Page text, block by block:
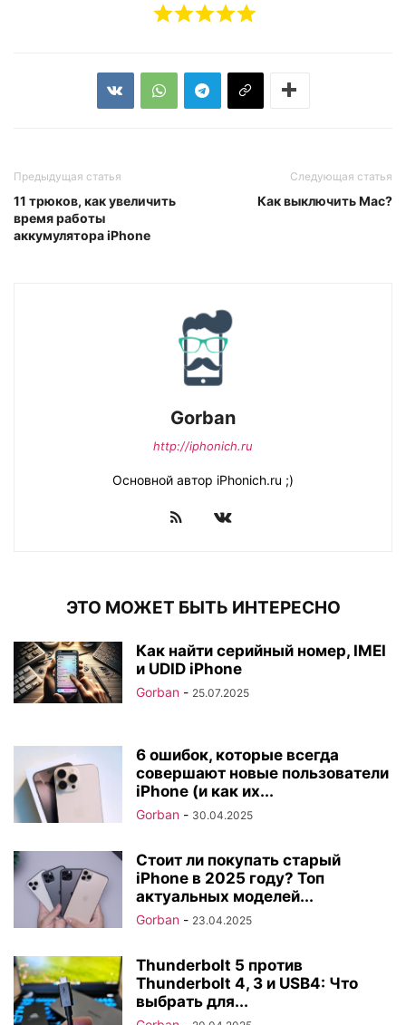
Предыдущая статья
11 трюков, как увеличить
время работы
аккумулятора iPhone
Следующая статья
Как выключить Mac?
Gorban
http://iphonich.ru
Основной автор iPhonich.ru ;)
ЭТО МОЖЕТ БЫТЬ ИНТЕРЕСНО
Как найти серийный номер, IMEI
и UDID iPhone
Gorban - 25.07.2025
6 ошибок, которые всегда
совершают новые пользователи
iPhone (и как их...
Gorban - 30.04.2025
Стоит ли покупать старый
iPhone в 2025 году? Топ
актуальных моделей...
Gorban - 23.04.2025
Thunderbolt 5 против
Thunderbolt 4, 3 и USB4: Что
выбрать для...